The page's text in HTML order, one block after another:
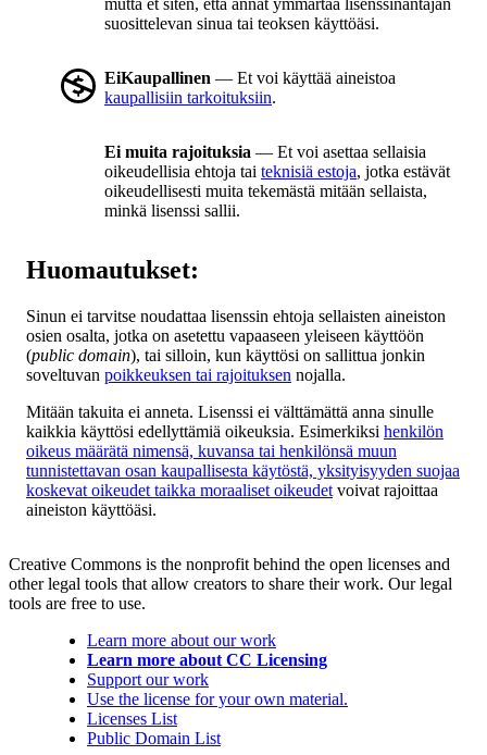
mutta et siten, että annat ymmärtää lisenssinantajan
suosittelevan sinua tai teoksen käyttöäsi.
EiKaupallinen — Et voi käyttää aineistoa
kaupallisiin tarkoituksiin.
Ei muita rajoituksia — Et voi asettaa sellaisia
oikeudellisia ehtoja tai teknisiä estoja, jotka estävät
oikeudellisesti muita tekemästä mitään sellaista,
minkä lisenssi sallii.
Huomautukset:
Sinun ei tarvitse noudattaa lisenssin ehtoja sellaisten aineiston
osien osalta, jotka on asetettu vapaaseen yleiseen käyttöön
(public domain), tai silloin, kun käyttösi on sallittua jonkin
soveltuvan poikkeuksen tai rajoituksen nojalla.
Mitään takuita ei anneta. Lisenssi ei välttämättä anna sinulle
kaikkia käyttösi edellyttämiä oikeuksia. Esimerkiksi henkilön
oikeus määrätä nimensä, kuvansa tai henkilönsä muun
tunnistettavan osan kaupallisesta käytöstä, yksityisyyden suojaa
koskevat oikeudet taikka moraaliset oikeudet voivat rajoittaa
aineiston käyttöäsi.
Creative Commons is the nonprofit behind the open licenses and
other legal tools that allow creators to share their work. Our legal
tools are free to use.
Learn more about our work
Learn more about CC Licensing
Support our work
Use the license for your own material.
Licenses List
Public Domain List